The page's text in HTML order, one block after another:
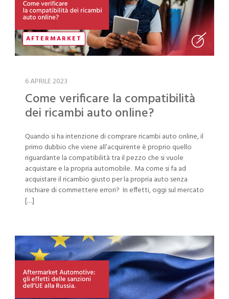
AFTERMARKET
6 APRILE 2023
Come verificare la compatibilità
dei ricambi auto online?
Quando si ha intenzione di comprare ricambi auto online, il
primo dubbio che viene all’acquirente è proprio quello
riguardante la compatibilità tra il pezzo che si vuole
acquistare e la propria automobile. Ma come si fa ad
acquistare il ricambio giusto per la propria auto senza
rischiare di commettere errori? In effetti, oggi sul mercato
[…]